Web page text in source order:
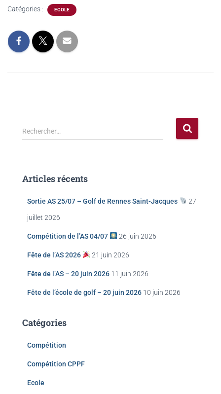
Catégories : ECOLE
Rechercher…
Articles récents
Sortie AS 25/07 – Golf de Rennes Saint-Jacques 27
juillet 2026
Compétition de l’AS 04/07 26 juin 2026
Fête de l’AS 2026 21 juin 2026
Fête de l’AS – 20 juin 2026 11 juin 2026
Fête de l’école de golf – 20 juin 2026 10 juin 2026
Catégories
Compétition
Compétition CPPF
Ecole